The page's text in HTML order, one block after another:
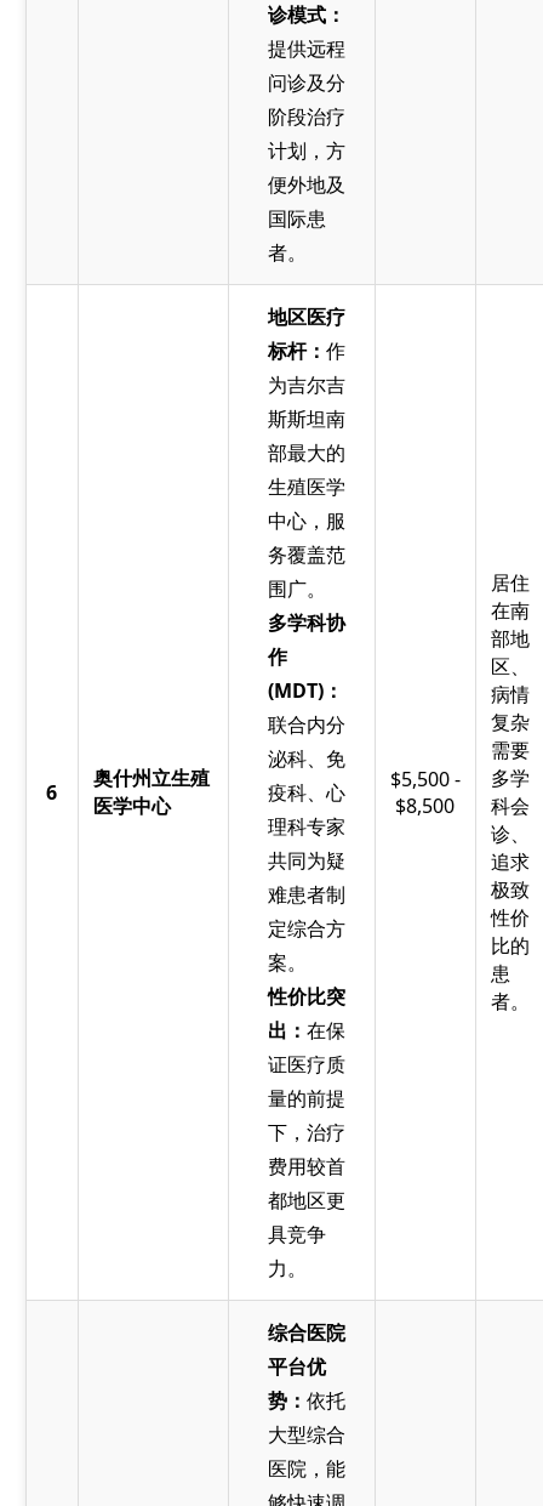
诊模式：
提供远程
问诊及分
阶段治疗
计划，方
便外地及
国际患
者。
6
奥什州立生殖
医学中心
地区医疗
标杆： 作
为吉尔吉
斯斯坦南
部最大的
生殖医学
中心，服
务覆盖范
围广。
多学科协
作
(MDT)：
联合内分
泌科、免
疫科、心
理科专家
共同为疑
难患者制
定综合方
案。
性价比突
出： 在保
证医疗质
量的前提
下，治疗
费用较首
都地区更
具竞争
力。
$5,500 -
$8,500
居住
在南
部地
区、
病情
复杂
需要
多学
科会
诊、
追求
极致
性价
比的
患
者。
综合医院
平台优
势： 依托
大型综合
医院，能